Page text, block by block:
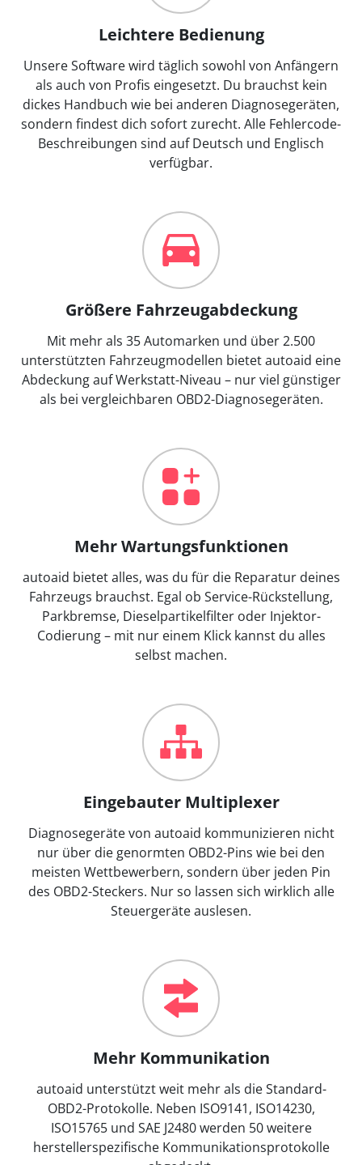
Leichtere Bedienung
Unsere Software wird täglich sowohl von Anfängern
als auch von Profis eingesetzt. Du brauchst kein
dickes Handbuch wie bei anderen Diagnosegeräten,
sondern findest dich sofort zurecht. Alle Fehlercode-
Beschreibungen sind auf Deutsch und Englisch
verfügbar.
Größere Fahrzeugabdeckung
Mit mehr als 35 Automarken und über 2.500
unterstützten Fahrzeugmodellen bietet autoaid eine
Abdeckung auf Werkstatt-Niveau – nur viel günstiger
als bei vergleichbaren OBD2-Diagnosegeräten.
Mehr Wartungsfunktionen
autoaid bietet alles, was du für die Reparatur deines
Fahrzeugs brauchst. Egal ob Service-Rückstellung,
Parkbremse, Dieselpartikelfilter oder Injektor-
Codierung – mit nur einem Klick kannst du alles
selbst machen.
Eingebauter Multiplexer
Diagnosegeräte von autoaid kommunizieren nicht
nur über die genormten OBD2-Pins wie bei den
meisten Wettbewerbern, sondern über jeden Pin
des OBD2-Steckers. Nur so lassen sich wirklich alle
Steuergeräte auslesen.
Mehr Kommunikation
autoaid unterstützt weit mehr als die Standard-
OBD2-Protokolle. Neben ISO9141, ISO14230,
ISO15765 und SAE J2480 werden 50 weitere
herstellerspezifische Kommunikationsprotokolle